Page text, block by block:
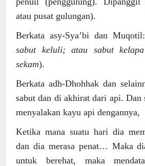
atau pusat gulungan).
Berkata asy-Sya’bi dan
sabut keluli; atau sabut
sekam).
Berkata adh-Dhohhak dan
sabut dan di akhirat dari api.
menyalakan kayu api dengannya,
Ketika mana suatu hari dia
dan dia merasa penat… Maka
untuk berehat, maka